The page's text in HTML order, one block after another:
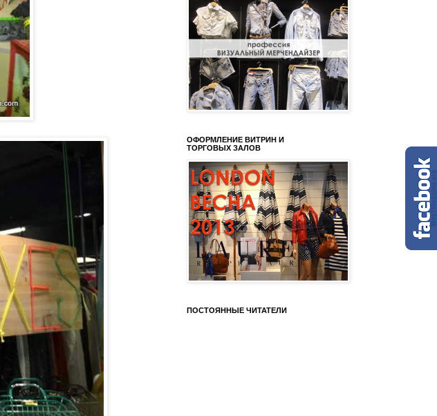
ОФОРМЛЕНИЕ ВИТРИН И
ТОРГОВЫХ ЗАЛОВ
ПОСТОЯННЫЕ ЧИТАТЕЛИ